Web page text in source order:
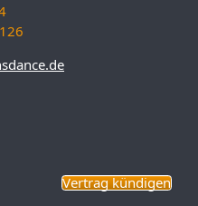
Vertrag kündigen